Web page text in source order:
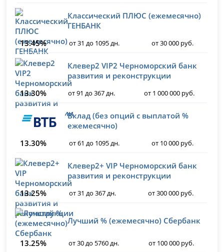
Классический ПЛЮС (ежемесячно)
ГЕНБАНК
13.45%
от 31 до 1095 дн. от 30 000 руб.
Клевер2 VIP2 Черноморский банк
развития и реконструкции
13.30%
от 91 до 367 дн. от 1 000 000 руб.
Вклад (без опций с выплатой %
ежемесячно)
13.30%
от 61 до 1095 дн. от 10 000 руб.
Клевер2+ VIP Черноморский банк
развития и реконструкции
13.25%
от 31 до 367 дн. от 300 000 руб.
Лучший % (ежемесячно) Сбербанк
13.25% от 30 до 5760 дн. от 100 000 руб.